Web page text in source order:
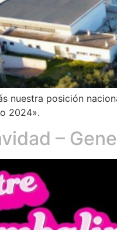
nuestra posición
2024».
–